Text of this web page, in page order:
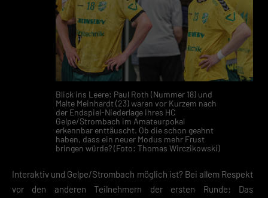
Blick ins Leere: Paul Roth (Nummer 18) und
Malte Meinhardt (23) waren vor Kurzem nach
der Endspiel-Niederlage ihres HC
Gelpe/Strombach im Amateurpokal
erkennbar enttäuscht. Ob die schon geahnt
haben, dass ein neuer Modus mehr Frust
bringen würde? (Foto: Thomas Wirczikowski)
Interaktiv und Gelpe/Strombach möglich ist? Bei allem Respekt
vor den anderen Teilnehmern der ersten Runde: Das
verwendeten Cookies findest du unten unter „Cookie-Details“. Weitere
Informationen über die Verwendung deiner Daten findest du in
Datenschutzerklärung.
Mit dem Klick auf „Verstanden“ erklärst du dich mit der Verwendung der
Cookies einverstanden. Wir bitten dich um Verständnis, dass du ohne
Zustimmung zur Cookie-Verwendung unser Angebot nicht nutzen
Wenn du unter 16 Jahre alt bist und deine Zustimmung zu freiwilligen
Diensten geben möchtest, musst du deine Erziehungsberechtigten um
Erlaubnis bitten.
Hier finden Sie eine Übersicht über alle verwendeten Cookies. Sie
Ihre Einwilligung zu ganzen Kategorien geben oder sich weitere
auswählen.